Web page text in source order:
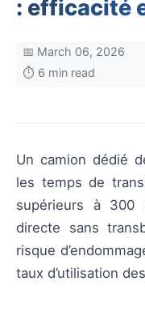
: efficacité
📅 March 06, 2026
⏱️ 6 min read
Un camion dédié
les temps de
supérieurs à 300
directe sans
risque
taux d’utilisation